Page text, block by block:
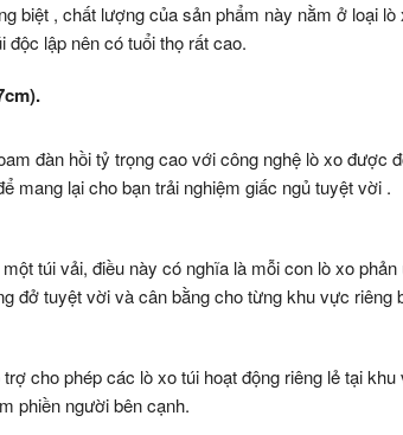
biệt , chất lượng của sản phẩm này nằm ở loại
lập nên có tuổi thọ rất cao.
đàn hồi tỷ trọng cao với công nghệ lò xo được
mang lại cho bạn trải nghiệm giấc ngủ tuyệt vời .
túi vải, điều này có nghĩa là mỗi con lò xo
đở tuyệt vời và cân bằng cho từng khu vực riêng
cho phép các lò xo túi hoạt động riêng lẻ tại
phiền người bên cạnh.